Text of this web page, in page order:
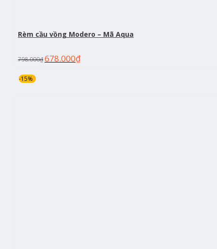
Rèm cầu vồng Modero – Mã Aqua
798.000₫678.000₫
-15%